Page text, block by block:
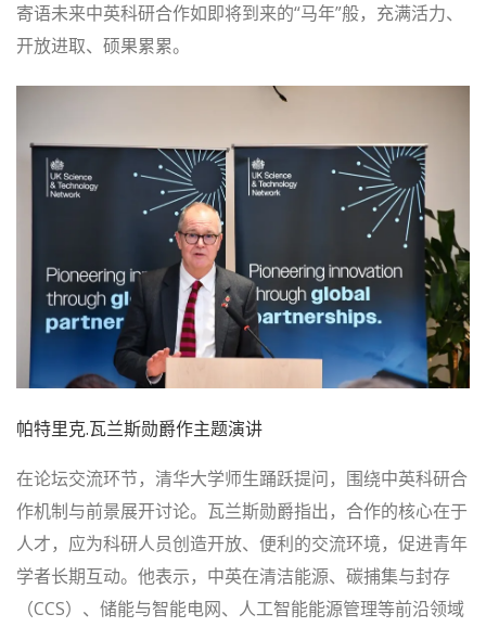
寄语未来中英科研合作如即将到来的“马年”般，充满活力、
开放进取、硕果累累。
帕特里克.瓦兰斯勋爵作主题演讲
在论坛交流环节，清华大学师生踊跃提问，围绕中英科研合
作机制与前景展开讨论。瓦兰斯勋爵指出，合作的核心在于
人才，应为科研人员创造开放、便利的交流环境，促进青年
学者长期互动。他表示，中英在清洁能源、碳捕集与封存
（CCS）、储能与智能电网、人工智能能源管理等前沿领域